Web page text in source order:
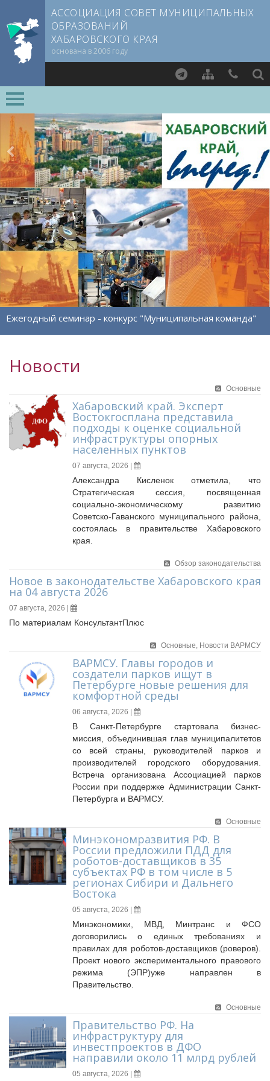
АССОЦИАЦИЯ СОВЕТ МУНИЦИПАЛЬНЫХ
ОБРАЗОВАНИЙ
ХАБАРОВСКОГО КРАЯ
основана в 2006 году
Найти
О СОВЕТЕ
Документы CMO
Устав
Учредительный договор
Члены СМО
Учредители
Руководящие органы
Съезд Совета
Председатель Совета
Исполнительная дирекция
Ревизионная комиссия
Палаты Совета
Комитеты Совета
Правление Совета
Партнеры Совета
Инвестиционные порталы муниципальных образований
Контактная информация
НОВОСТИ
МЕТОДИЧЕСКИЙ РАЗДЕЛ
Опыт регионов
Методические материалы
Опыт муниципалитетов
Судебная практика
Конкурсы Совета
Семинары Совета
Издания Совета
Вопрос-ответ
Новости ВАРМСУ
НАСЕЛЕНИЕ И МСУ
Лучшие практики ТОС
ЮРИДИЧЕСКИЙ СОВЕТ
Новости юридического совета
Ежегодный семинар - конкурс "Муниципальная команда"
Новости
Основные
Хабаровский край. Эксперт
Востокгосплана представила
подходы к оценке социальной
инфраструктуры опорных
населенных пунктов
07 августа, 2026 |
Александра Кисленок отметила, что
Стратегическая сессия, посвященная
социально-экономическому развитию
Советско-Гаванского муниципального района,
состоялась в правительстве Хабаровского
края.
Обзор законодательства
Новое в законодательстве Хабаровского края
на 04 августа 2026
07 августа, 2026 |
По материалам КонсультантПлюс
Основные, Новости ВАРМСУ
ВАРМСУ. Главы городов и
создатели парков ищут в
Петербурге новые решения для
комфортной среды
06 августа, 2026 |
В Санкт-Петербурге стартовала бизнес-
миссия, объединившая глав муниципалитетов
со всей страны, руководителей парков и
производителей городского оборудования.
Встреча организована Ассоциацией парков
России при поддержке Администрации Санкт-
Петербурга и ВАРМСУ.
Основные
Минэкономразвития РФ. В
России предложили ПДД для
роботов-доставщиков в 35
субъектах РФ в том числе в 5
регионах Сибири и Дальнего
Востока
05 августа, 2026 |
Минэкономики, МВД, Минтранс и ФСО
договорились о единых требованиях и
правилах для роботов-доставщиков (роверов).
Проект нового экспериментального правового
режима (ЭПР)уже направлен в
Правительство.
Основные
Правительство РФ. На
инфраструктуру для
инвестпроектов в ДФО
направили около 11 млрд рублей
05 августа, 2026 |